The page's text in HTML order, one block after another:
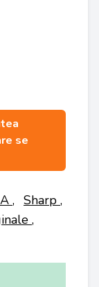
se
, Sharp ,
,